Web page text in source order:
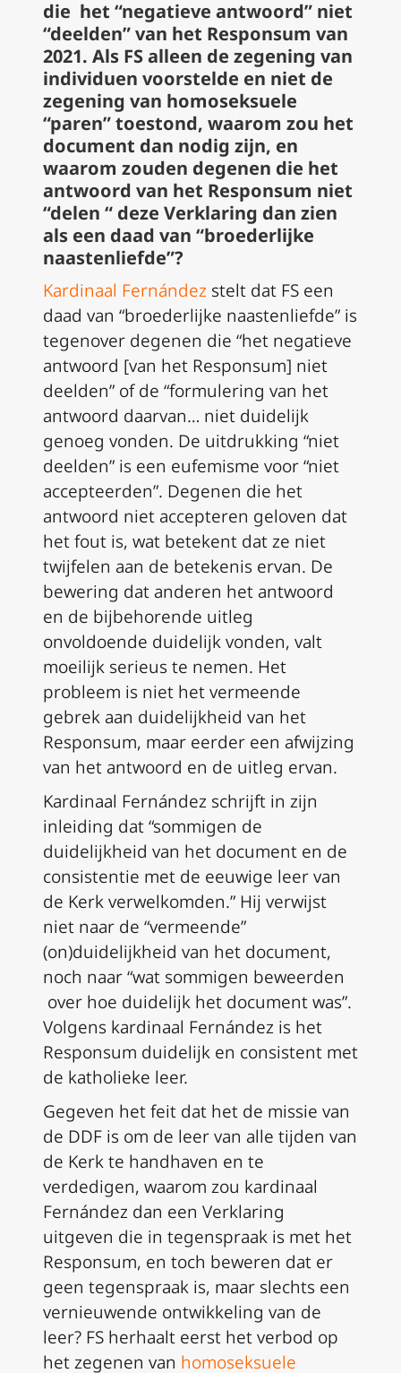
die het “negatieve antwoord” niet
“deelden” van het Responsum van
2021. Als FSalleen de zegening van
individuen voorstelde en niet de
zegening van homoseksuele
“paren” toestond, waarom zou het
document dan nodig zijn, en
waarom zouden degenen die het
antwoord van het Responsum niet
“delen “ deze Verklaring dan zien
als een daad van “broederlijke
naastenliefde”?
Kardinaal Fernández stelt dat FS een
daad van “broederlijke naastenliefde” is
tegenover degenen die “het negatieve
antwoord [van het Responsum] niet
deelden” of de “formulering van het
antwoord daarvan… niet duidelijk
genoeg vonden. De uitdrukking “niet
deelden” is een eufemisme voor “niet
accepteerden”. Degenen die het
antwoord niet accepteren geloven dat
het fout is, wat betekent dat ze niet
twijfelen aan de betekenis ervan. De
bewering dat anderen het antwoord
en de bijbehorende uitleg
onvoldoende duidelijk vonden, valt
moeilijk serieus te nemen. Het
probleem is niet het vermeende
gebrek aan duidelijkheid van het
Responsum, maar eerder een afwijzing
van het antwoord en de uitleg ervan.
Kardinaal Fernández schrijft in zijn
inleiding dat “sommigen de
duidelijkheid van het document en de
consistentie met de eeuwige leer van
de Kerk verwelkomden.” Hij verwijst
niet naar de “vermeende”
(on)duidelijkheid van het document,
noch naar “wat sommigen beweerden
over hoe duidelijk het document was”.
Volgens kardinaal Fernández is het
Responsum duidelijk en consistent met
de katholieke leer.
Gegeven het feit dat het de missie van
de DDF is om de leer van alle tijden van
de Kerk te handhaven en te
verdedigen, waarom zou kardinaal
Fernández dan een Verklaring
uitgeven die in tegenspraak is met het
Responsum, en toch beweren dat er
geen tegenspraak is, maar slechts een
vernieuwende ontwikkeling van de
leer? FS herhaalt eerst het verbod op
het zegenen van homoseksuele